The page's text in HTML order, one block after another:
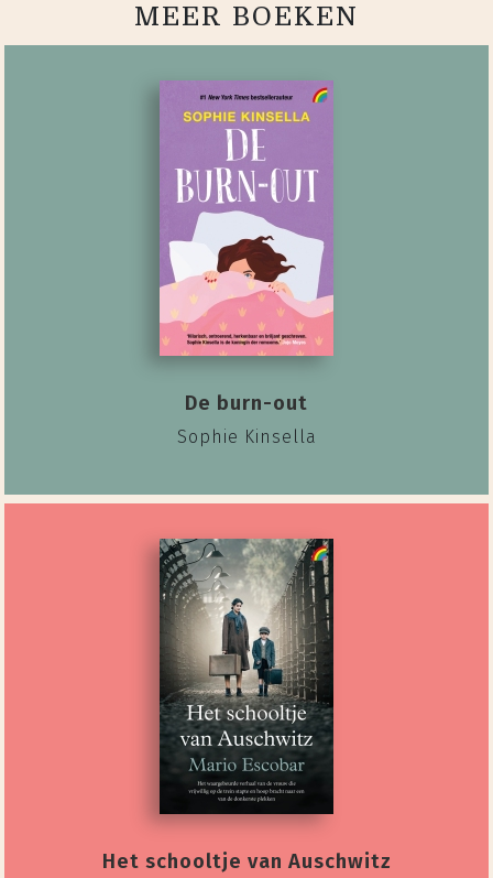
MEER BOEKEN
De burn-out
Sophie Kinsella
Het schooltje van Auschwitz